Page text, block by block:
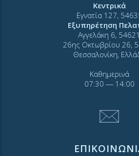
Κεντρικά
Εγνατία 127,
Εξυπηρέτηση
Αγγελάκη 6, 54621
26ης Οκτωβρίου 26,
Θεσσαλονίκη,
Καθημερινά
07:30 ― 14:00